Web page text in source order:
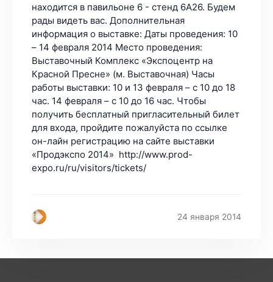
находится в павильоне 6 - стенд 6А26. Будем
рады видеть вас. Дополнительная
информация о выставке: Даты проведения: 10
– 14 февраля 2014 Место проведения:
Выставочный Комплекс «Экспоцентр на
Красной Пресне» (м. Выставочная) Часы
работы выставки: 10 и 13 февраля – с 10 до 18
час. 14 февраля – с 10 до 16 час. Чтобы
получить бесплатный пригласительный билет
для входа, пройдите пожалуйста по ссылке
он-лайн регистрацию на сайте выставки
«Продэкспо 2014» http://www.prod-
expo.ru/ru/visitors/tickets/
24 января 2014